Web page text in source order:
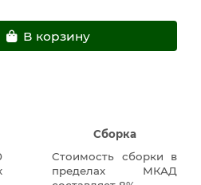
В корзину
Сборка
Стоимость сборки в
пределах МКАД